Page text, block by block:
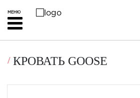
МЕНЮ
КРОВАТЬ GOOSE